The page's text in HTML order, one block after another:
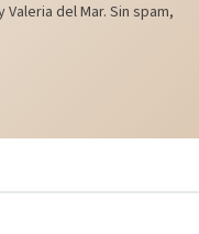
del Mar. Sin spam,